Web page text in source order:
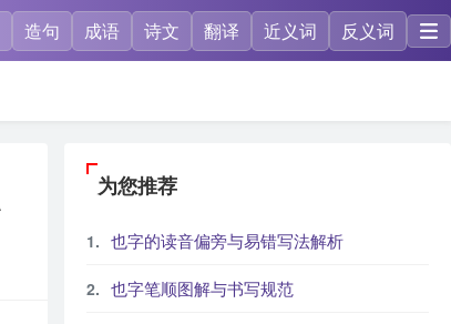
造句 成语 诗文 翻译 近义词 反义词
为您推荐
也字的读音偏旁与易错写法解析
也字笔顺图解与书写规范